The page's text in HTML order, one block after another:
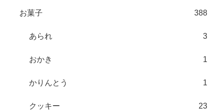
お菓子 388
あられ 3
おかき 1
かりんとう 1
クッキー 23